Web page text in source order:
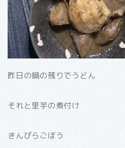
昨日の鍋の残りでうどん
それと里芋の煮付け
きんぴらごぼう